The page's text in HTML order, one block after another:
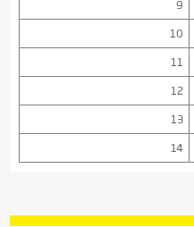
9
10
11
12
13
14